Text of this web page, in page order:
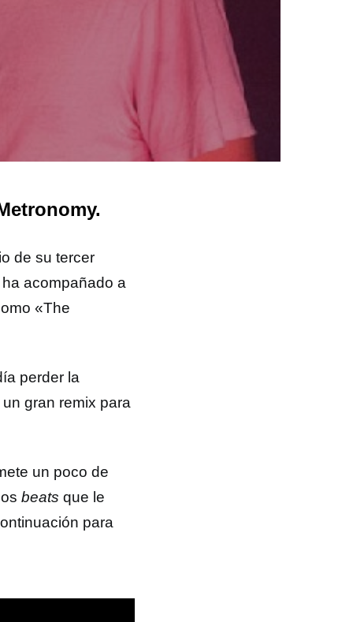
de su tercer
acompañado a
«The
perder la
gran remix para
un poco de
beats que le
para